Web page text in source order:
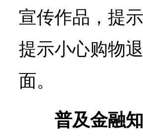
宣传作品，提
提示小心购物
面。
普及金融